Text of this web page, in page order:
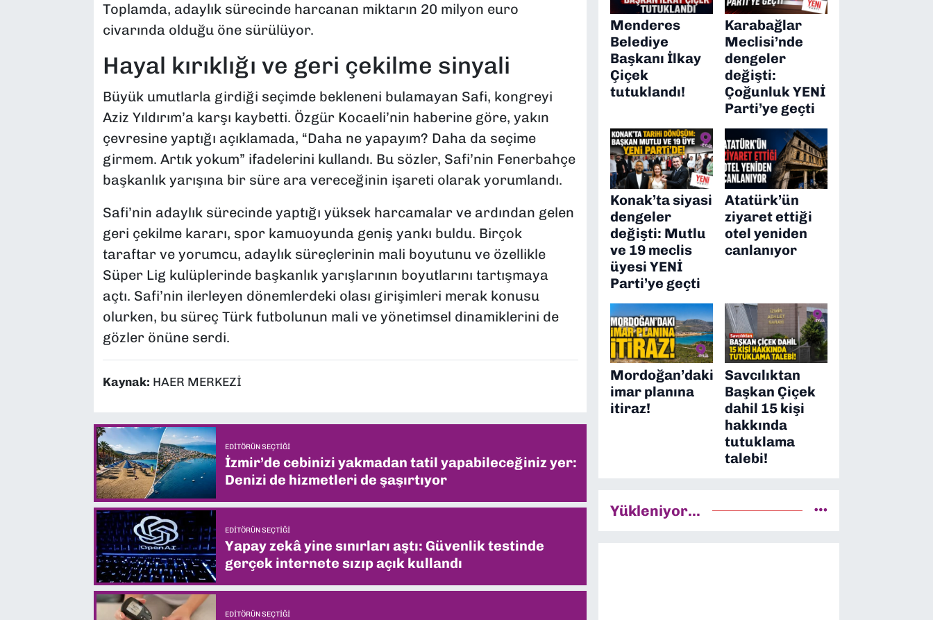
Toplamda, adaylık sürecinde harcanan miktarın 20 milyon euro
civarında olduğu öne sürülüyor.
Hayal kırıklığı ve geri çekilme sinyali
Büyük umutlarla girdiği seçimde bekleneni bulamayan Safi, kongreyi
Aziz Yıldırım’a karşı kaybetti. Özgür Kocaeli’nin haberine göre, yakın
çevresine yaptığı açıklamada, “Daha ne yapayım? Daha da seçime
girmem. Artık yokum” ifadelerini kullandı. Bu sözler, Safi’nin Fenerbahçe
başkanlık yarışına bir süre ara vereceğinin işareti olarak yorumlandı.
Safi’nin adaylık sürecinde yaptığı yüksek harcamalar ve ardından gelen
geri çekilme kararı, spor kamuoyunda geniş yankı buldu. Birçok
taraftar ve yorumcu, adaylık süreçlerinin mali boyutunu ve özellikle
Süper Lig kulüplerinde başkanlık yarışlarının boyutlarını tartışmaya
açtı. Safi’nin ilerleyen dönemlerdeki olası girişimleri merak konusu
olurken, bu süreç Türk futbolunun mali ve yönetimsel dinamiklerini de
gözler önüne serdi.
Kaynak: HAER MERKEZİ
EDITÖRÜN SEÇTIĞI
İzmir’de cebinizi yakmadan tatil yapabileceğiniz yer:
Denizi de hizmetleri de şaşırtıyor
EDITÖRÜN SEÇTIĞI
Yapay zekâ yine sınırları aştı: Güvenlik testinde
gerçek internete sızıp açık kullandı
EDITÖRÜN SEÇTIĞI
Menderes
Belediye
Başkanı İlkay
Çiçek
tutuklandı!
Karabağlar
Meclisi’nde
dengeler
değişti:
Çoğunluk YENİ
Parti’ye geçti
Konak’ta siyasi
dengeler
değişti: Mutlu
ve 19 meclis
üyesi YENİ
Parti’ye geçti
Atatürk’ün
ziyaret ettiği
otel yeniden
canlanıyor
Mordoğan’daki
imar planına
itiraz!
Savcılıktan
Başkan Çiçek
dahil 15 kişi
hakkında
tutuklama
talebi!
Yükleniyor...